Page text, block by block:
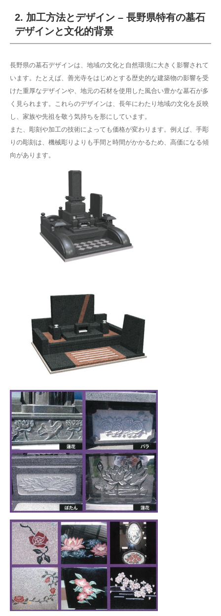
2. 加工方法とデザイン – 長野県特有の墓石
デザインと文化的背景
長野県の墓石デザインは、地域の文化と自然環境に大きく影響されて
います。たとえば、善光寺をはじめとする歴史的な建築物の影響を受
けた重厚なデザインや、地元の石材を使用した風合い豊かな墓石が多
く見られます。これらのデザインは、長年にわたり地域の文化を反映
し、家族や先祖を敬う気持ちを形にしています。
また、彫刻や加工の技術によっても価格が変わります。例えば、手彫
りの彫刻は、機械彫りよりも手間と時間がかかるため、高価になる傾
向があります。